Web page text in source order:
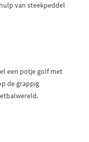
van steekpeddel
een potje golf met
de grappig